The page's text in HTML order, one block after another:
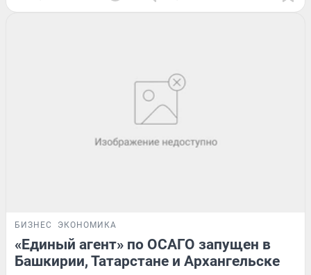
БИЗНЕС ЭКОНОМИКА
«Единый агент» по ОСАГО запущен в
Башкирии, Татарстане и Архангельске